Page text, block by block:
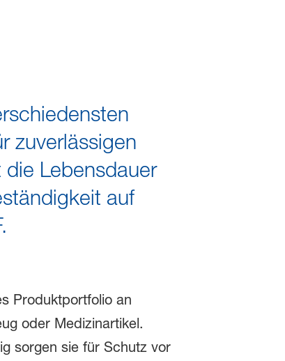
zuverlässigen
Lebensdauer
auf
Produktportfolio an
oder Medizinartikel.
sorgen sie für Schutz vor